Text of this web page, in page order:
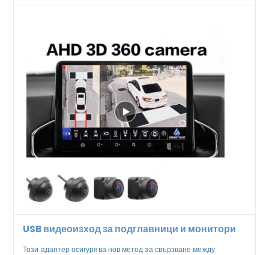
USB видеоизход за подглавници и монитори
Този адаптер осигурява нов метод за свързване между